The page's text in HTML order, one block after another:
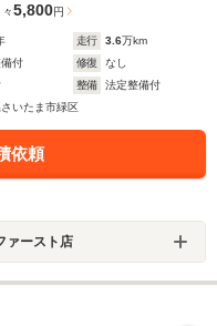
々5,800円
走行 3.6万km
付 修復
なし
整備
法定整備付
いたま市緑区
依頼
ァースト店